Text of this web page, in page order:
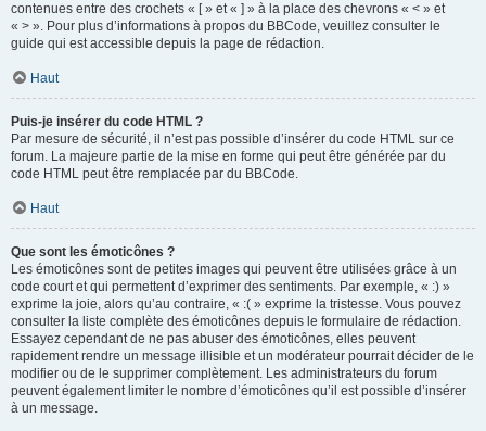
contenues entre des crochets « [ » et « ] » à la place des chevrons « < » et
« > ». Pour plus d’informations à propos du BBCode, veuillez consulter le
guide qui est accessible depuis la page de rédaction.
Haut
Puis-je insérer du code HTML ?
Par mesure de sécurité, il n’est pas possible d’insérer du code HTML sur ce
forum. La majeure partie de la mise en forme qui peut être générée par du
code HTML peut être remplacée par du BBCode.
Haut
Que sont les émoticônes ?
Les émoticônes sont de petites images qui peuvent être utilisées grâce à un
code court et qui permettent d’exprimer des sentiments. Par exemple, « :) »
exprime la joie, alors qu’au contraire, « :( » exprime la tristesse. Vous pouvez
consulter la liste complète des émoticônes depuis le formulaire de rédaction.
Essayez cependant de ne pas abuser des émoticônes, elles peuvent
rapidement rendre un message illisible et un modérateur pourrait décider de le
modifier ou de le supprimer complètement. Les administrateurs du forum
peuvent également limiter le nombre d’émoticônes qu’il est possible d’insérer
à un message.